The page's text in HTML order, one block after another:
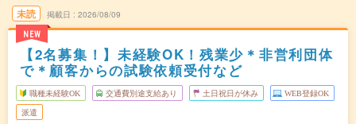
未読
NEW
掲載日 2026/08/09
【2名募集！】未経験OK！残業少＊非営利団体
で＊顧客からの試験依頼受付など
職種未経験OK 交通費別途支給あり 土日祝日が休み WEB登録OK
派遣